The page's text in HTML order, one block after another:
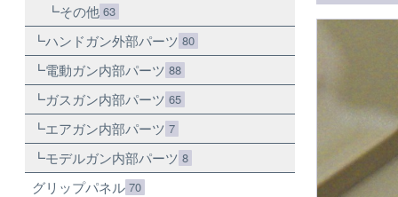
その他 63
ハンドガン外部パーツ 80
電動ガン内部パーツ 88
ガスガン内部パーツ 65
エアガン内部パーツ 7
モデルガン内部パーツ 8
グリップパネル 70